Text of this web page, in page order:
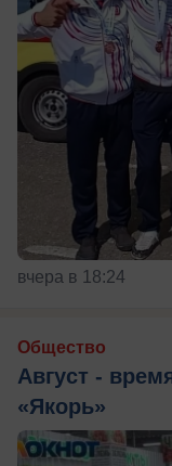
вчера в 18:24
Общество
Август -
«Якорь»